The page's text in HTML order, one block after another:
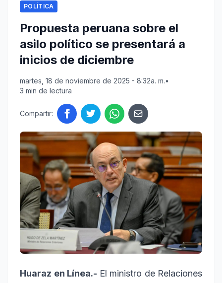
POLÍTICA
Propuesta peruana sobre el
asilo político se presentará a
inicios de diciembre
martes, 18 de noviembre de 2025 - 8:32a. m.•
3 min de lectura
Compartir:
Huaraz en Línea.- El ministro de Relaciones